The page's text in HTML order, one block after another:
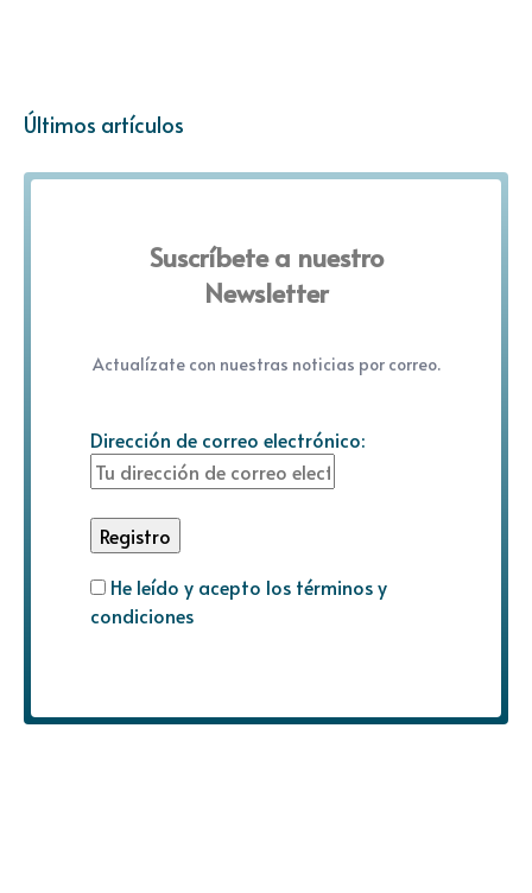
Últimos artículos
Suscríbete a nuestro
Newsletter
Actualízate con nuestras noticias por correo.
Dirección de correo electrónico:
He leído y acepto los términos y
condiciones